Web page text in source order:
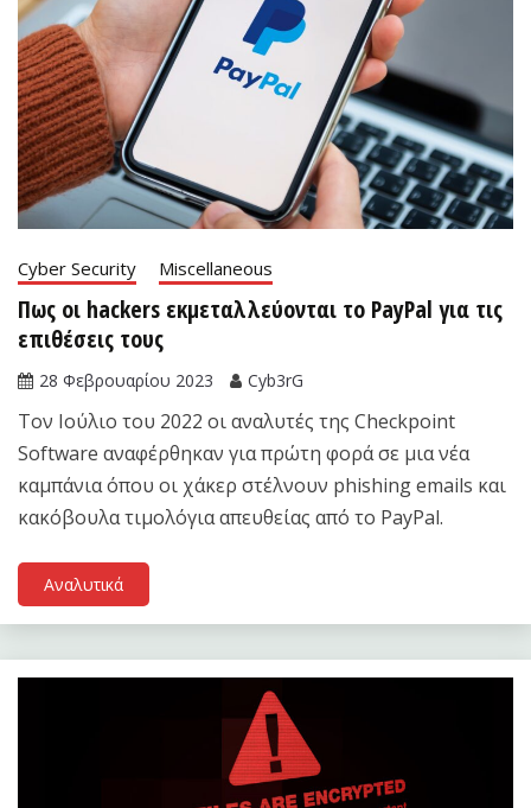
Cyber Security Miscellaneous
Πως οι hackers εκμεταλλεύονται το PayPal για τις
επιθέσεις τους
28 Φεβρουαρίου 2023 Cyb3rG
Τον Ιούλιο του 2022 οι αναλυτές της Checkpoint
Software αναφέρθηκαν για πρώτη φορά σε μια νέα
καμπάνια όπου οι χάκερ στέλνουν phishing emails και
κακόβουλα τιμολόγια απευθείας από το PayPal.
Αναλυτικά